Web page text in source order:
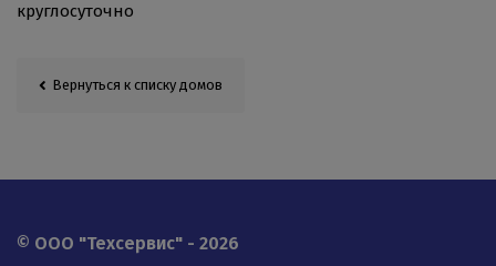
круглосуточно
Вернуться к списку домов
© OOO "Техсервис" - 2026